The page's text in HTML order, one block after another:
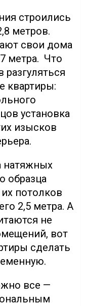
строились
метров.
свои дома
метра. Что
квартиры:
установка
изысков
натяжных
образца
их потолков
2,5 метра. А
не
вот
сделать
все —